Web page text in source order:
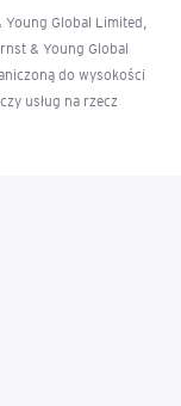
Global Limited,
& Young Global
do wysokości
usług na rzecz